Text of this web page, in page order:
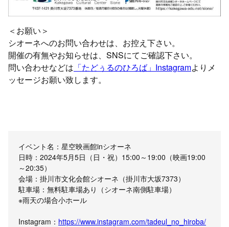
＜お願い＞
シオーネへのお問い合わせは、お控え下さい。
開催の有無やお知らせは、SNSにてご確認下さい。
問い合わせなどは 「たどぅるのひろば」Instagramよりメ
ッセージお願い致します。
イベント名：星空映画館inシオーネ
日時：2024年5月5日（日・祝）15:00～19:00（映画19:00
～20:35）
会場：掛川市文化会館シオーネ（掛川市大坂7373）
駐車場：無料駐車場あり（シオーネ南側駐車場）
※雨天の場合小ホール
Instagram： https://www.instagram.com/tadeul_no_hiroba/